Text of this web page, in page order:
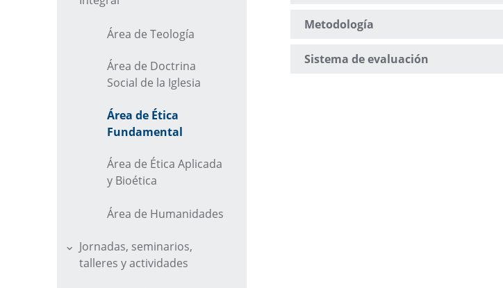
Área de Teología
Área de Doctrina
Social de la Iglesia
Área de Ética
Fundamental
Área de Ética Aplicada
y Bioética
Área de Humanidades
Jornadas, seminarios,
talleres y actividades
Metodología
Sistema de evaluación